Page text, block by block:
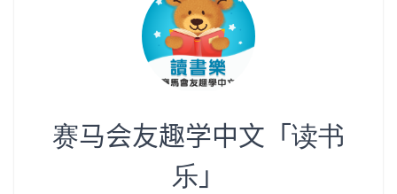
赛马会友趣学中文「读书
乐」